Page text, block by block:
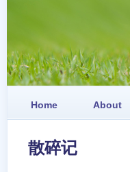
Home About
散碎记